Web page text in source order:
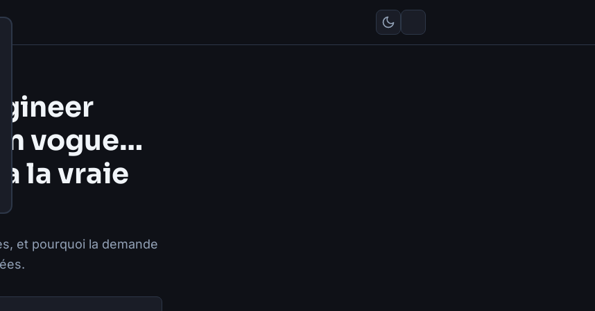
vogue…
la vraie
et pourquoi la demande